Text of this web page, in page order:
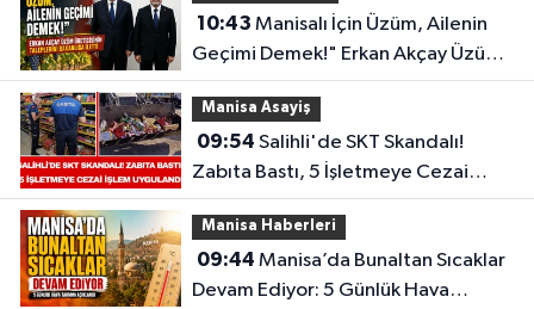
10:43
Geçimi Demek!" Erkan Akçay Üzüm
Üreticisinin Taleplerini Bakanlığa
İletti
Manisa Asayiş
09:54
Zabıta Bastı, 5 İşletmeye Cezai
İşlem Uygulandı
Manisa Haberleri
09:44
Devam Ediyor: 5 Günlük Hava